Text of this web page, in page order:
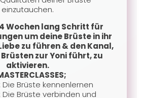
einzutauchen.
Wochen lang Schritt für
um deine Brüste in ihr
zu führen & den Kanal,
zur Yoni führt, zu
aktivieren.
Die Brüste kennenlernen
Die Brüste verbinden und